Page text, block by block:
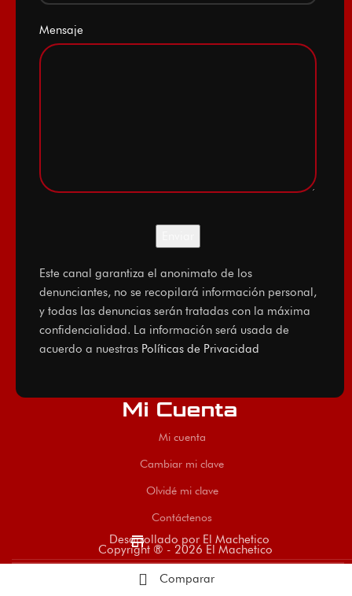
Mensaje
Este canal garantiza el anonimato de los
denunciantes, no se recopilará información personal,
y todas las denuncias serán tratadas con la máxima
confidencialidad. La información será usada de
acuerdo a nuestras Políticas de Privacidad
Mi Cuenta
Mi cuenta
Cambiar mi clave
Olvidé mi clave
Contáctenos
store
Desarrollado por El Machetico
Copyright ® - 2026 El Machetico
Comparar